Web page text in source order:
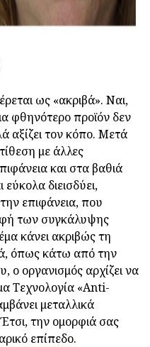
ως «ακριβά». Ναι,
φθηνότερο προϊόν δεν
αξίζει τον κόπο. Μετά
με άλλες
και στα βαθιά
διεισδύει,
επιφάνεια, που
των συγκάλυψης
κάνει ακριβώς τη
όπως κάτω από την
ο οργανισμός αρχίζει να
Τεχνολογία «Anti-
μεταλλικά
την ομορφιά σας
επίπεδο.